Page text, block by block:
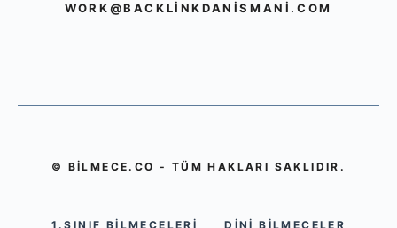
WORK@BACKLINKDANISMANI.COM
© BILMECE.CO - TÜM HAKLARI SAKLIDIR.
1.SINIF BILMECELERI DINI BILMECELER